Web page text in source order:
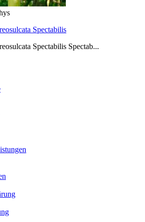
Spectabilis
Spectabilis Spectab...